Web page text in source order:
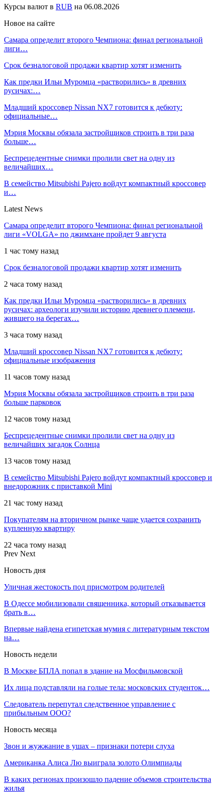
Курсы валют в RUB на 06.08.2026
Новое на сайте
Самара определит второго Чемпиона: финал региональной
лиги…
Срок безналоговой продажи квартир хотят изменить
Как предки Ильи Муромца «растворились» в древних
русичах:…
Младший кроссовер Nissan NX7 готовится к дебюту:
официальные…
Мэрия Москвы обязала застройщиков строить в три раза
больше…
Беспрецедентные снимки пролили свет на одну из
величайших…
В семейство Mitsubishi Pajero войдут компактный кроссовер
и…
Latest News
Самара определит второго Чемпиона: финал региональной
лиги «VOLGA» по джимхане пройдет 9 августа
1 час тому назад
Срок безналоговой продажи квартир хотят изменить
2 часа тому назад
Как предки Ильи Муромца «растворились» в древних
русичах: археологи изучили историю древнего племени,
жившего на берегах…
3 часа тому назад
Младший кроссовер Nissan NX7 готовится к дебюту:
официальные изображения
11 часов тому назад
Мэрия Москвы обязала застройщиков строить в три раза
больше парковок
12 часов тому назад
Беспрецедентные снимки пролили свет на одну из
величайших загадок Солнца
13 часов тому назад
В семейство Mitsubishi Pajero войдут компактный кроссовер и
внедорожник с приставкой Mini
21 час тому назад
Покупателям на вторичном рынке чаще удается сохранить
купленную квартиру
22 часа тому назад
Prev Next
Новость дня
Уличная жестокость под присмотром родителей
В Одессе мобилизовали священника, который отказывается
брать в…
Впервые найдена египетская мумия с литературным текстом
на…
Новость недели
В Москве БПЛА попал в здание на Мосфильмовской
Их лица подставляли на голые тела: московских студенток…
Следователь перепутал следственное управление с
прибыльным ООО?
Новость месяца
Звон и жужжание в ушах – признаки потери слуха
Американка Алиса Лю выиграла золото Олимпиады
В каких регионах произошло падение объемов строительства
жилья